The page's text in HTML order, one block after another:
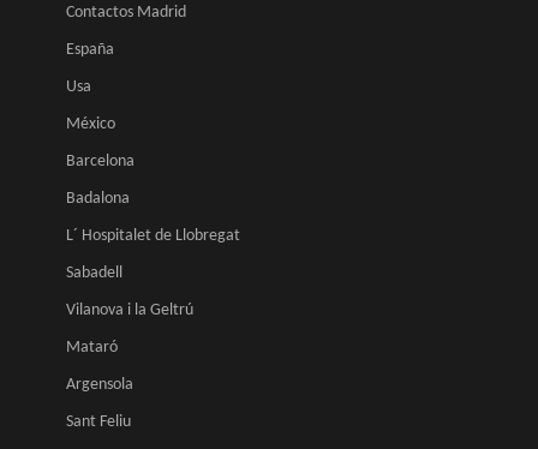
Contactos Madrid
España
Usa
México
Barcelona
Badalona
L´ Hospitalet de Llobregat
Sabadell
Vilanova i la Geltrú
Mataró
Argensola
Sant Feliu